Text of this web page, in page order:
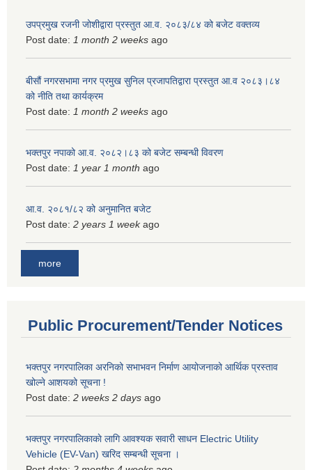
उपप्रमुख रजनी जोशीद्वारा प्रस्तुत आ.व. २०८३/८४ को बजेट वक्तव्य
Post date: 1 month 2 weeks ago
बीसौं नगरसभामा नगर प्रमुख सुनिल प्रजापतिद्वारा प्रस्तुत आ.व‍ २०८३।८४
को नीति तथा कार्यक्रम
Post date: 1 month 2 weeks ago
भक्तपुर नपाको आ.व. २०८२।८३ को बजेट सम्बन्धी विवरण
Post date: 1 year 1 month ago
आ.व. २०८१/८२ को अनुमानित बजेट
Post date: 2 years 1 weekago
more
Public Procurement/Tender Notices
भक्तपुर नगरपालिका अरनिको सभाभवन निर्माण आयोजनाको आर्थिक प्रस्ताव
खोल्ने आशयको सूचना !
Post date: 2 weeks 2 days ago
भक्तपुर नगरपालिकाकाे लागि आवश्यक सवारी साधन Electric Utility
Vehicle (EV-Van) खरिद सम्बन्धी सूचना ।